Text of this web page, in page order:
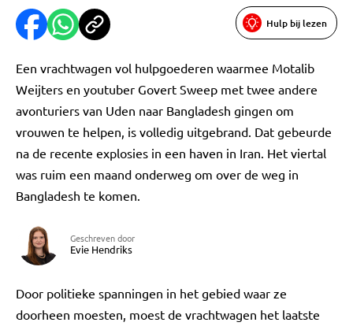
Hulp bij lezen
Een vrachtwagen vol hulpgoederen waarmee Motalib
Weijters en youtuber Govert Sweep met twee andere
avonturiers van Uden naar Bangladesh gingen om
vrouwen te helpen, is volledig uitgebrand. Dat gebeurde
na de recente explosies in een haven in Iran. Het viertal
was ruim een maand onderweg om over de weg in
Bangladesh te komen.
Geschreven door
Evie Hendriks
Door politieke spanningen in het gebied waar ze
doorheen moesten, moest de vrachtwagen het laatste